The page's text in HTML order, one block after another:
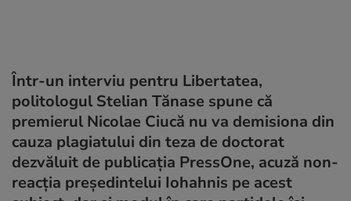
Într-un interviu pentru Libertatea,
politologul Stelian Tănase spune că
premierul Nicolae Ciucă nu va demisiona din
cauza plagiatului din teza de doctorat
dezvăluit de publicația PressOne, acuză non-
reacția președintelui Iohahnis pe acest